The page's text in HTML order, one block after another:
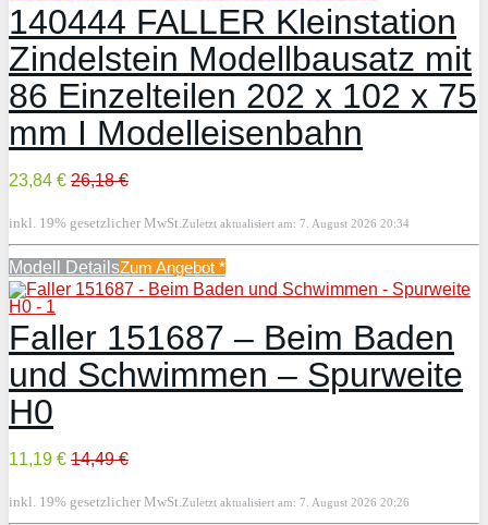
140444 FALLER Kleinstation
Zindelstein Modellbausatz mit
86 Einzelteilen 202 x 102 x 75
mm I Modelleisenbahn
23,84 € 26,18 €
inkl. 19% gesetzlicher MwSt. Zuletzt aktualisiert am: 7. August 2026 20:34
Modell DetailsZum Angebot *
Faller 151687 – Beim Baden
und Schwimmen – Spurweite
H0
11,19 € 14,49 €
inkl. 19% gesetzlicher MwSt. Zuletzt aktualisiert am: 7. August 2026 20:26